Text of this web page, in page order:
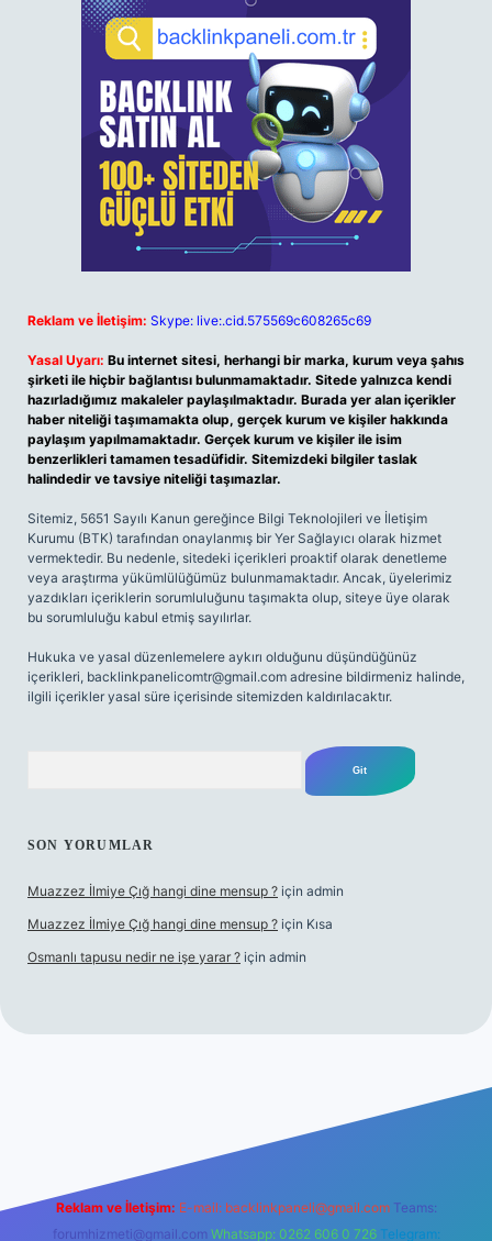
Reklam ve İletişim: Skype: live:.cid.575569c608265c69
Yasal Uyarı: Bu internet sitesi, herhangi bir marka, kurum veya şahıs
şirketi ile hiçbir bağlantısı bulunmamaktadır. Sitede yalnızca kendi
hazırladığımız makaleler paylaşılmaktadır. Burada yer alan içerikler
haber niteliği taşımamakta olup, gerçek kurum ve kişiler hakkında
paylaşım yapılmamaktadır. Gerçek kurum ve kişiler ile isim
benzerlikleri tamamen tesadüfidir. Sitemizdeki bilgiler taslak
halindedir ve tavsiye niteliği taşımazlar.
Sitemiz, 5651 Sayılı Kanun gereğince Bilgi Teknolojileri ve İletişim
Kurumu (BTK) tarafından onaylanmış bir Yer Sağlayıcı olarak hizmet
vermektedir. Bu nedenle, sitedeki içerikleri proaktif olarak denetleme
veya araştırma yükümlülüğümüz bulunmamaktadır. Ancak, üyelerimiz
yazdıkları içeriklerin sorumluluğunu taşımakta olup, siteye üye olarak
bu sorumluluğu kabul etmiş sayılırlar.
Hukuka ve yasal düzenlemelere aykırı olduğunu düşündüğünüz
içerikleri, backlinkpanelicomtr@gmail.com adresine bildirmeniz halinde,
ilgili içerikler yasal süre içerisinde sitemizden kaldırılacaktır.
SON YORUMLAR
Muazzez İlmiye Çığ hangi dine mensup ? için admin
Muazzez İlmiye Çığ hangi dine mensup ? için Kısa
Osmanlı tapusu nedir ne işe yarar ? için admin
Reklam ve İletişim: E-mail: backlinkpaneli@gmail.com Teams:
forumhizmeti@gmail.com Whatsapp: 0262 606 0 726 Telegram: